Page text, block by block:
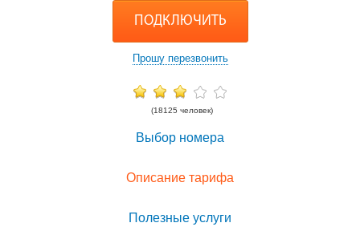
ПОДКЛЮЧИТЬ
Прошу перезвонить
(18125 человек)
Выбор номера
Описание тарифа
Полезные услуги